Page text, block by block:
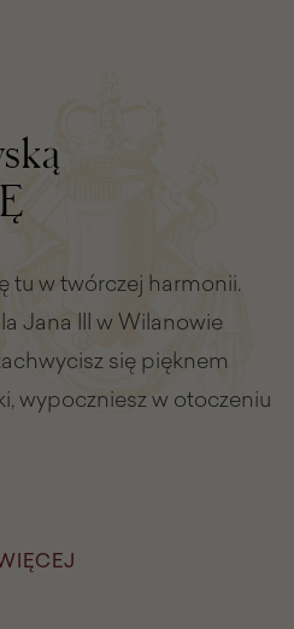
tu w twórczej harmonii.
Jana III w Wilanowie
się pięknem
wypoczniesz w otoczeniu